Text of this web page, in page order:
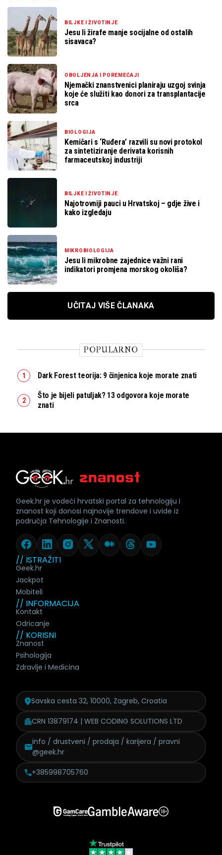
BILJKE I ŽIVOTINJE
Jesu li žirafe manje socijalne od ostalih
sisavaca?
OBOLJENJA I POREMEĆAJI
Njemački znanstvenici planiraju uzgoj svinja
koje će služiti kao donori za transplantacije
srca
BIOLOGIJA
Kemičari s ‘Ruđera’ razvili su novi protokol
za sintetiziranje derivata korisnih
farmaceutskoj industriji
BILJKE I ŽIVOTINJE
Najotrovniji pauci u Hrvatskoj – gdje žive i
kako izgledaju
MIKROBIOLOGIJA
Jesu li mikrobne zajednice važni rani
indikatori promjena morskog okoliša?
UČITAJ VIŠE ČLANAKA
POPULARNO
Dark Forest teorija: 9 činjenica koje morate znati
Što je bijeli patuljak? 13 odgovora koje morate
znati
// ISTRAŽITI
Geek.hr
Jackpot
Mobiteli
// INFORMACIJA
Kontakt
Odricanje
// KORISNI
Znanost
Psihologija
Zdravlje i Medicina
Geek.hr je vodeći hrvatski portal za tehnologiju i
znanost koji donosi najnovije trendove i uvide iz
područja Tehnologije i Znanosti.
Savska cesta 32, 10000, Zagreb, Croatia
CRN 13879174 | WEB CODING SOLUTIONS LTD
info / drustveni / prodaja / karijera / pravni
@geek.hr
+385998705760